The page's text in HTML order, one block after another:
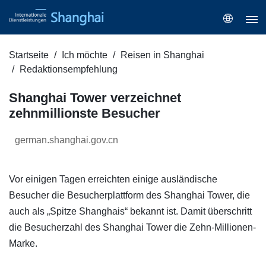
Startseite Ich möchte
Reisen in Shanghai
Redaktionsempfehlung
Shanghai Tower verzeichnet
zehnmillionste Besucher
german.shanghai.gov.cn
Vor einigen Tagen erreichten einige ausländische
Besucher die Besucherplattform des Shanghai Tower, die
auch als „Spitze Shanghais“ bekannt ist. Damit überschritt
die Besucherzahl des Shanghai Tower die Zehn-Millionen-
Marke.